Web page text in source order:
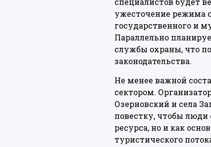
ужесточение режима
государственного и
Параллельно
службы охраны, что
законодательства.
Не менее важной
сектором.
Озерновский и села
повестку, чтобы люди
ресурса, но и как
туристического